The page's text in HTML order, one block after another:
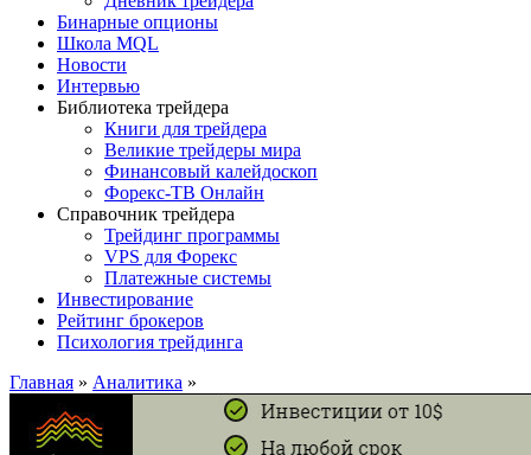
Бинарные опционы
Школа MQL
Новости
Интервью
Библиотека трейдера
Книги для трейдера
Великие трейдеры мира
Финансовый калейдоскоп
Форекс-ТВ Онлайн
Справочник трейдера
Трейдинг программы
VPS для Форекс
Платежные системы
Инвестирование
Рейтинг брокеров
Психология трейдинга
Главная » Аналитика »